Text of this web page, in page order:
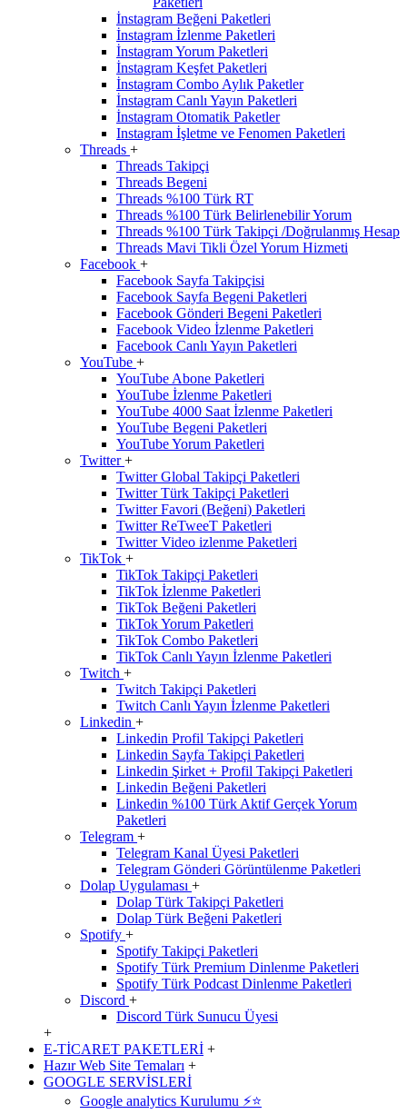
İnstagram Beğeni Paketleri
İnstagram İzlenme Paketleri
İnstagram Yorum Paketleri
İnstagram Keşfet Paketleri
İnstagram Combo Aylık Paketler
İnstagram Canlı Yayın Paketleri
İnstagram Otomatik Paketler
Instagram İşletme ve Fenomen Paketleri
Threads +
Threads Takipçi
Threads Begeni
Threads %100 Türk RT
Threads %100 Türk Belirlenebilir Yorum
Threads %100 Türk Takipçi /Doğrulanmış Hesap
Threads Mavi Tikli Özel Yorum Hizmeti
Facebook +
Facebook Sayfa Takipçisi
Facebook Sayfa Begeni Paketleri
Facebook Gönderi Begeni Paketleri
Facebook Video İzlenme Paketleri
Facebook Canlı Yayın Paketleri
YouTube +
YouTube Abone Paketleri
YouTube İzlenme Paketleri
YouTube 4000 Saat İzlenme Paketleri
YouTube Begeni Paketleri
YouTube Yorum Paketleri
Twitter+
Twitter Global Takipçi Paketleri
Twitter Türk Takipçi Paketleri
Twitter Favori (Beğeni) Paketleri
Twitter ReTweeT Paketleri
Twitter Video izlenme Paketleri
TikTok +
TikTok Takipçi Paketleri
TikTok İzlenme Paketleri
TikTok Beğeni Paketleri
TikTok Yorum Paketleri
TikTok Combo Paketleri
TikTok Canlı Yayın İzlenme Paketleri
Twitch +
Twitch Takipçi Paketleri
Twitch Canlı Yayın İzlenme Paketleri
Linkedin +
Linkedin Profil Takipçi Paketleri
Linkedin Sayfa Takipçi Paketleri
Linkedin Şirket + Profil Takipçi Paketleri
Linkedin Beğeni Paketleri
Linkedin %100 Türk Aktif Gerçek Yorum
Paketleri
Telegram +
Telegram Kanal Üyesi Paketleri
Telegram Gönderi Görüntülenme Paketleri
Dolap Uygulaması +
Dolap Türk Takipçi Paketleri
Dolap Türk Beğeni Paketleri
Spotify +
Spotify Takipçi Paketleri
Spotify Türk Premium Dinlenme Paketleri
Spotify Türk Podcast Dinlenme Paketleri
Discord +
Discord Türk Sunucu Üyesi
+
E-TİCARET PAKETLERİ +
Hazır Web Site Temaları +
GOOGLE SERVİSLERİ
Google analytics Kurulumu ⚡️⭐